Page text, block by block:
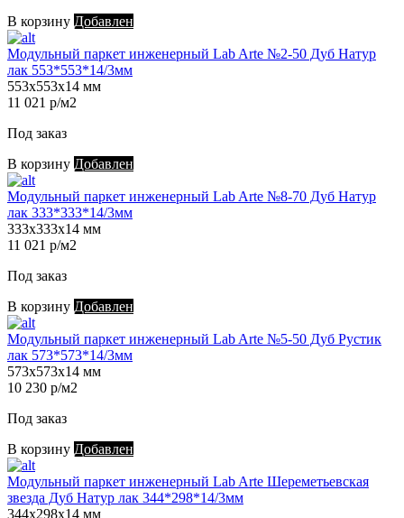
В корзину Добавлен
Модульный паркет инженерный Lab Arte №2-50 Дуб Натур
лак 553*553*14/3мм
553х553х14 мм
11 021 р/м2
Под заказ
В корзину Добавлен
Модульный паркет инженерный Lab Arte №8-70 Дуб Натур
лак 333*333*14/3мм
333х333х14 мм
11 021 р/м2
Под заказ
В корзину Добавлен
Модульный паркет инженерный Lab Arte №5-50 Дуб Рустик
лак 573*573*14/3мм
573х573х14 мм
10 230 р/м2
Под заказ
В корзину Добавлен
Модульный паркет инженерный Lab Arte Шереметьевская
звезда Дуб Натур лак 344*298*14/3мм
344х298х14 мм